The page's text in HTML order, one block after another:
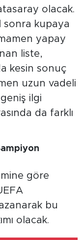
olacak.
sonra kupaya
yapay
liste,
kesin sonuç
uzun vadeli
ilgi
da farklı
göre
bu
olacak.